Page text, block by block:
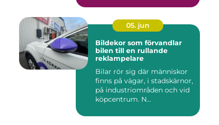
05. jun
Bildekor som förvandlar
bilen till en rullande
reklampelare
Bilar rör sig där människor
finns på vägar, i stadskärnor,
på industriområden och vid
köpcentrum. N...